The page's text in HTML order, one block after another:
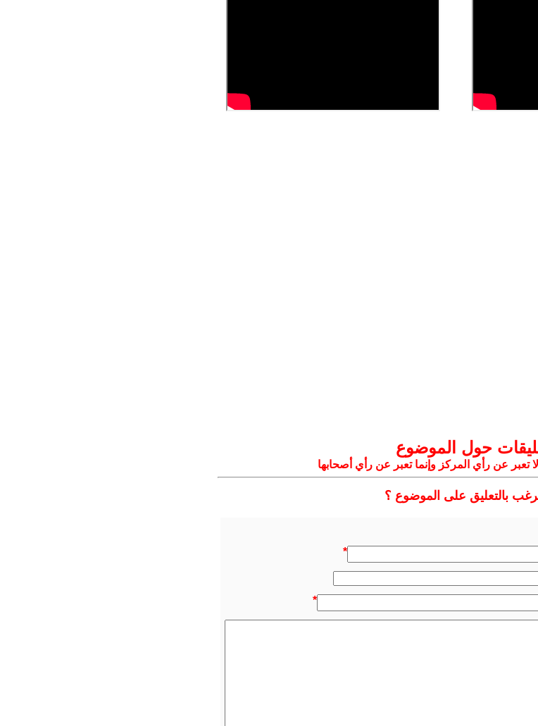
حول الموضوع
تعبر عن رأي المركز وإنما تعبر عن رأي أصحابها
بالتعليق على الموضوع ؟
*
*